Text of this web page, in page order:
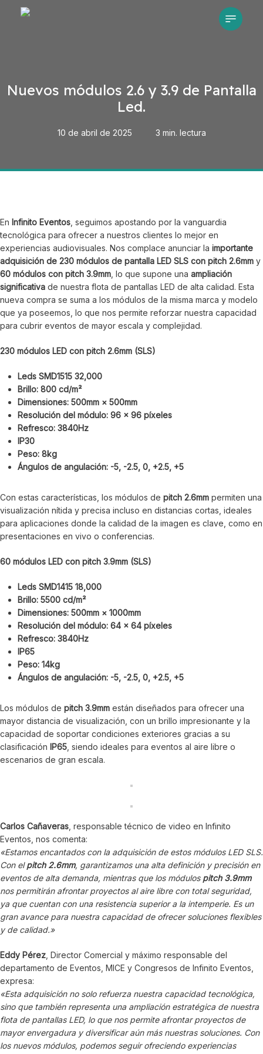
Menu
Nuevos módulos 2.6 y 3.9 de Pantalla
Led.
10 de abril de 2025 3 min. lectura
En Infinito Eventos , seguimos apostando por la vanguardia
tecnológica para ofrecer a nuestros clientes lo mejor en
experiencias audiovisuales. Nos complace anunciar la importante
adquisición de 230 módulos de pantalla LED SLS con pitch 2.6mm y
60 módulos con pitch 3.9mm , lo que supone una ampliación
significativa de nuestra flota de pantallas LED de alta calidad. Esta
nueva compra se suma a los módulos de la misma marca y modelo
que ya poseemos, lo que nos permite reforzar nuestra capacidad
para cubrir eventos de mayor escala y complejidad.
230 módulos LED con pitch 2.6mm (SLS)
Leds SMD1515 32,000
Brillo: 800 cd/m²
Dimensiones: 500mm × 500mm
Resolución del módulo: 96 x 96 píxeles
Refresco: 3840Hz
IP30
Peso: 8kg
Ángulos de angulación: -5, -2.5, 0, +2.5, +5
Con estas características, los módulos de pitch 2.6mm permiten una
visualización nítida y precisa incluso en distancias cortas, ideales
para aplicaciones donde la calidad de la imagen es clave, como en
presentaciones en vivo o conferencias.
60 módulos LED con pitch 3.9mm (SLS)
Leds SMD1415 18,000
Brillo: 5500 cd/m²
Dimensiones: 500mm × 1000mm
Resolución del módulo: 64 x 64 píxeles
Refresco: 3840Hz
IP65
Peso: 14kg
Ángulos de angulación: -5, -2.5, 0, +2.5, +5
Los módulos de pitch 3.9mm están diseñados para ofrecer una
mayor distancia de visualización, con un brillo impresionante y la
capacidad de soportar condiciones exteriores gracias a su
clasificación IP65 , siendo ideales para eventos al aire libre o
escenarios de gran escala.
Carlos Cañaveras , responsable técnico de video en Infinito
Eventos, nos comenta:
«Estamos encantados con la adquisición de estos módulos LED SLS.
Con elpitch 2.6mm, garantizamos una alta definición y precisión en
eventos de alta demanda, mientras que los módulos pitch 3.9mm
nos permitirán afrontar proyectos al aire libre con total seguridad,
ya que cuentan con una resistencia superior a la intemperie. Es un
gran avance para nuestra capacidad de ofrecer soluciones flexibles
y de calidad.»
Eddy Pérez , Director Comercial y máximo responsable del
departamento de Eventos, MICE y Congresos de Infinito Eventos,
expresa:
«Esta adquisición no solo refuerza nuestra capacidad tecnológica,
sino que también representa una ampliación estratégica de nuestra
flota de pantallas LED, lo que nos permite afrontar proyectos de
mayor envergadura y diversificar aún más nuestras soluciones. Con
los nuevos módulos, podemos seguir ofreciendo experiencias